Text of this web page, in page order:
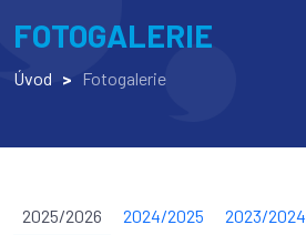
FOTOGALERIE
Úvod > Fotogalerie
2025/2026 2024/2025 2023/2024